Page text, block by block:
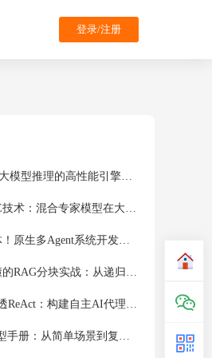
登录/注册
​​vLLM：颠覆大模型推理的高性能引擎技术详解​
深入剖析MoE技术：混合专家模型在大模型中的应用
超越单智能体！原生多Agent系统开发指南（附完整源码）
小白都能看懂的RAG分块实战：从递归分割到LLM智能拆解的全解析
3小时彻底吃透ReAct：构建自主AI代理的底层能力矩阵（附完整代码）
Agent架构选型手册：从简单场景到复杂系统的LangGraph适配策略